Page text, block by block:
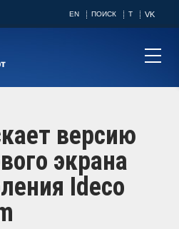
EN ПОИСК T VK
версию
экрана
Ideco